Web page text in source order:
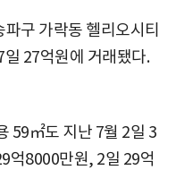
구 가락동 헬리오시티
27억원에 거래됐다.
59㎡도 지난 7월 2일 3
억8000만원, 2일 29억